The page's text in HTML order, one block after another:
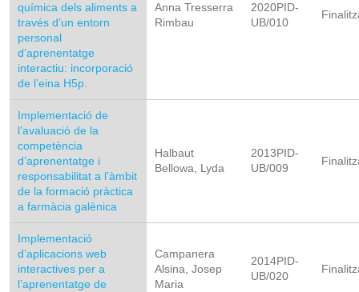
química dels aliments a
través d’un entorn
personal
d’aprenentatge
interactiu: incorporació
de l’eina H5p.
Anna Tresserra
Rimbau
2020PID-
UB/010
Implementació de
l’avaluació de la
competència
d’aprenentatge i
responsabilitat a l’àmbit
de la formació pràctica
a farmàcia galènica
Halbaut
Bellowa, Lyda
2013PID-
UB/009
Implementació
d’aplicacions web
interactives per a
l’aprenentatge de
Campanera
Alsina, Josep
Maria
2014PID-
UB/020